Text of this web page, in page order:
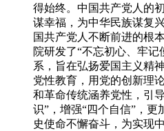
得始终。中国共产党人的
谋幸福，为中华民族谋复
国共产党人不断前进的根
院研发了“不忘初心、牢
系，旨在弘扬爱国主义精
党性教育，用党的创新理
和革命传统涵养党性，引
识”，增强“四个自信”，
史使命不懈奋斗，为实现